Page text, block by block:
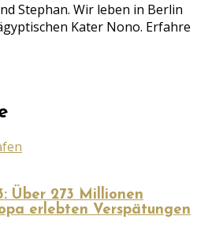
Stephan. Wir leben in Berlin
Kater Nono. Erfahre
Über 273 Millionen
erlebten Verspätungen